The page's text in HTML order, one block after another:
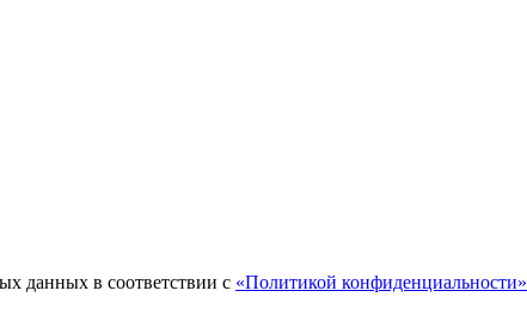
данных в соответствии с «Политикой конфиденциальности»